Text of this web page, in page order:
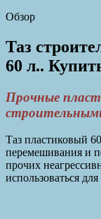
Обзор
Таз
60 л..
Прочные
Таз пластиковый
перемешивания и
прочих
использоваться